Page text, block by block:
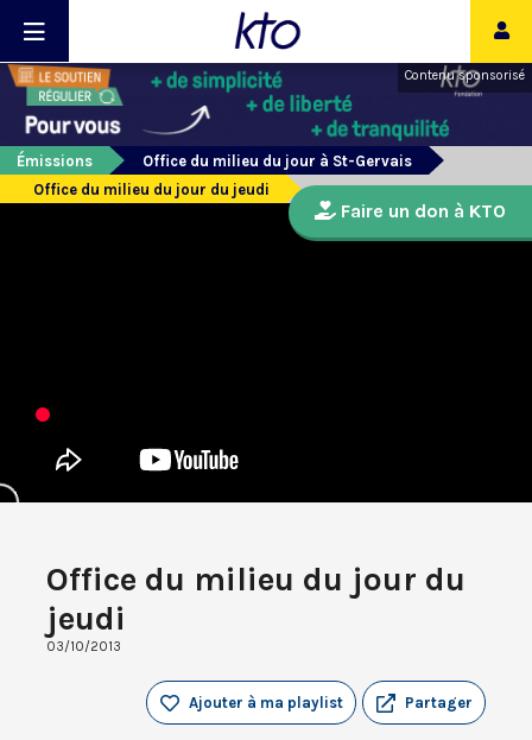
Contenu sponsorisé
Émissions
Office du milieu du jour à St-Gervais
Office du milieu du jour du jeudi
Office du milieu du jour du
jeudi
03/10/2013
Partager
Ajouter à ma playlist
Faire un don à KTO